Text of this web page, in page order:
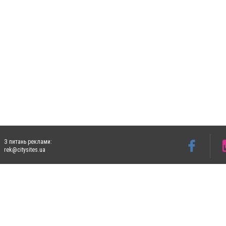
З питань реклами:
rek@citysites.ua